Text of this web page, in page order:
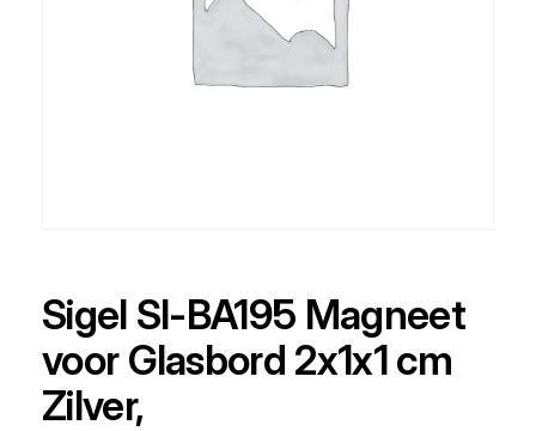
Sigel SI-BA195 Magneet
voor Glasbord 2x1x1 cm
Zilver,